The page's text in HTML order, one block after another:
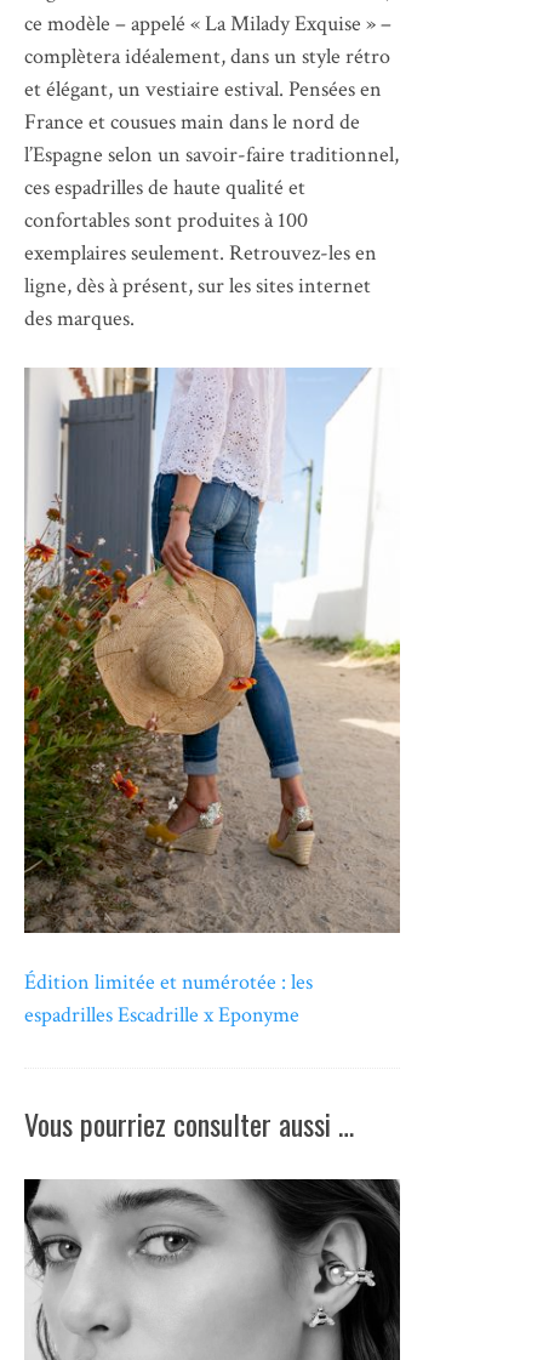
ce modèle – appelé « La Milady Exquise » –
complètera idéalement, dans un style rétro
et élégant, un vestiaire estival. Pensées en
France et cousues main dans le nord de
l’Espagne selon un savoir-faire traditionnel,
ces espadrilles de haute qualité et
confortables sont produites à 100
exemplaires seulement. Retrouvez-les en
ligne, dès à présent, sur les sites internet
des marques.
Édition limitée et numérotée : les
espadrilles Escadrille x Eponyme
Vous pourriez consulter aussi …